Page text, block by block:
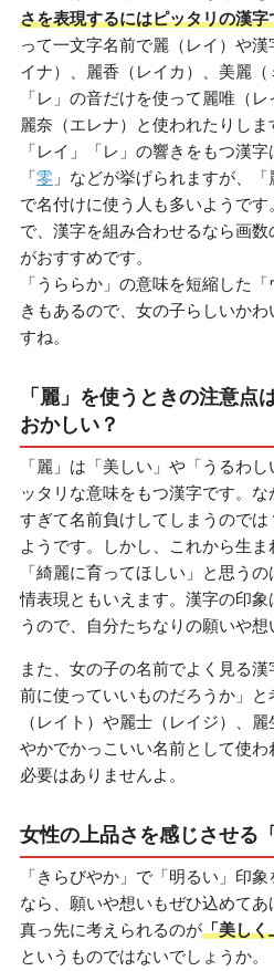
さを表現するにはピッタリの漢字
って一文字名前で麗（レイ）や
イナ）、麗香（レイカ）、美麗（
「レ」の音だけを使って麗唯（
麗奈（エレナ）と使われたりしま
「レイ」「レ」の響きをもつ漢
「零 」などが挙げられますが、
で名付けに使う人も多いようで
で、漢字を組み合わせるなら画
がおすすめです。
「うららか」の意味を短縮した
きもあるので、女の子らしいか
すね。
「麗」を使うときの注意点
おかしい？
「麗」は「美しい」や「うるわ
ッタリな意味をもつ漢字です。
すぎて名前負けしてしまうので
ようです。しかし、これから生
「綺麗に育ってほしい」と思う
情表現ともいえます。漢字の印
うので、自分たちなりの願いや想
また、女の子の名前でよく見る
前に使っていいものだろうか」
（レイト）や麗士（レイジ）、
やかでかっこいい名前として使
必要はありませんよ。
女性の上品さを感じさせる「
「きらびやか」で「明るい」印
なら、願いや想いもぜひ込めてあ
真っ先に考えられるのが「美しく
というものではないでしょうか